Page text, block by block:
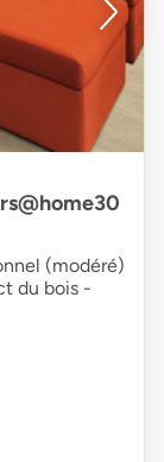
(modéré)
du bois -